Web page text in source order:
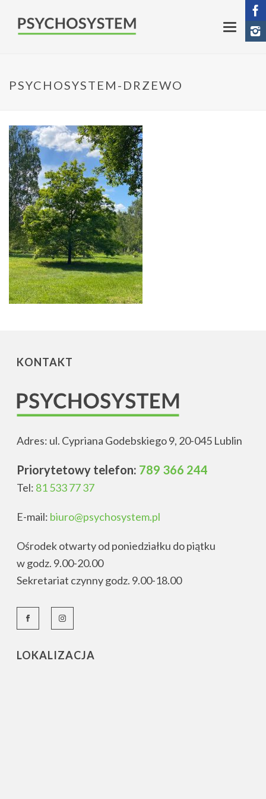
PSYCHOSYSTEM-DRZEWO
KONTAKT
Adres: ul. Cypriana Godebskiego 9, 20-045 Lublin
Priorytetowy telefon: 789 366 244
Tel: 81 533 77 37
E-mail: biuro@psychosystem.pl
Ośrodek otwarty od poniedziałku do piątku
w godz. 9.00-20.00
Sekretariat czynny godz. 9.00-18.00
LOKALIZACJA